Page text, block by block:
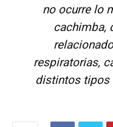
no ocurre lo
cachimba,
respiratorias,
distintos tipos